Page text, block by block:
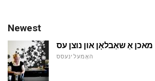
Newest
מאכן אַ שאַבלאָן און נוצן עס
האָמעלינעסס